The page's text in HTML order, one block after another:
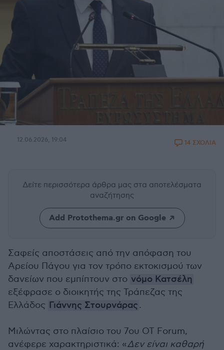
12.06.2026, 19:04 14 ΣΧΟΛΙΑ
Δείτε περισσότερα άρθρα μας στα αποτελέσματα
αναζήτησης
Add Protothema.gr on Google
Σαφείς αποστάσεις από την απόφαση του
Αρείου Πάγου για τον τρόπο εκτοκισμού των
δανείων που εμπίπτουν στο νόμο Κατσέλη
εξέφρασε ο διοικητής της Τράπεζας της
Ελλάδος Γιάννης Στουρνάρας.
Μιλώντας στο πλαίσιο του 7ου ΟΤ Forum,
ανέφερε χαρακτηριστικά: «Δεν είναι καθαρή